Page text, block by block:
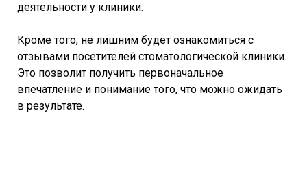
деятельности у клиники.
Кроме того, не лишним будет ознакомиться с
отзывами посетителей стоматологической клиники.
Это позволит получить первоначальное
впечатление и понимание того, что можно ожидать
в результате.